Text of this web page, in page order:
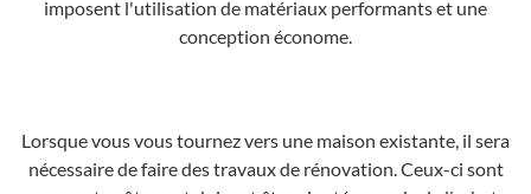
imposent l'utilisation de matériaux performants et une
conception économe.
Lorsque vous vous tournez vers une maison existante, il sera
nécessaire de faire des travaux de rénovation. Ceux-ci sont